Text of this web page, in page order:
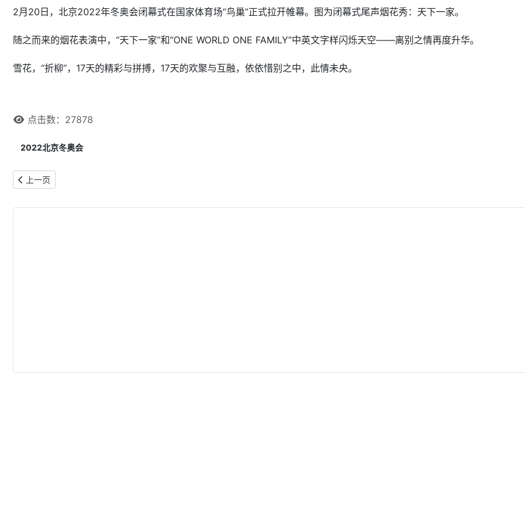
2月20日，北京2022年冬奥会闭幕式在国家体育场“鸟巢”正式拉开帷幕。图为闭幕式尾声烟花秀：天下一家。
随之而来的烟花表演中，“天下一家”和“ONE WORLD ONE FAMILY”中英文字样闪烁天空——离别之情再度升华。
雪花，“折柳”，17天的精彩与拼搏，17天的欢聚与互融，依依惜别之中，此情未央。
点击数：27878
2022北京冬奥会
上一篇文章: 开幕24节气 闭幕12生肖 北京冬奥会折射文化自信
上一页